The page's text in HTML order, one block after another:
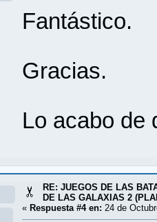
Fantástico.
Gracias.
Lo acabo de
RE: JUEGOS DE LAS
DE LAS GALAXIAS 2
« Respuesta #4 en: 24 de